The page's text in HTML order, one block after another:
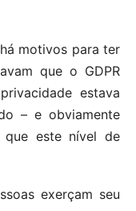
motivos para ter
que o GDPR
estava
– e obviamente
este nível de
exerçam seu